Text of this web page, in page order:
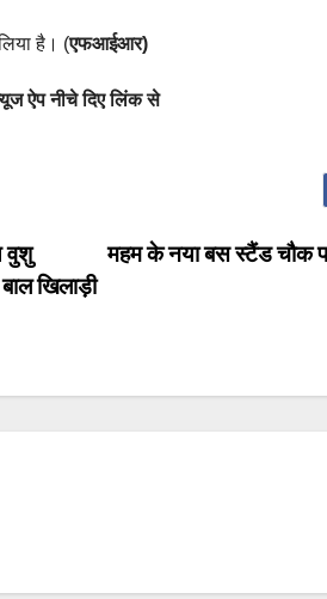
है। (एफआईआर)
ऐप नीचे दिए लिंक से
महम के नया बस स्टैंड चौक
वुशु
खिलाड़ी